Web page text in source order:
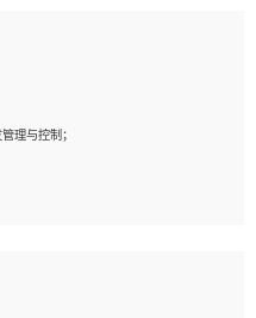
等开源数据库运维管理，
台优先。
强操作系统侧工作经验者优先。
能力。
理与控制；
相应项目开发；